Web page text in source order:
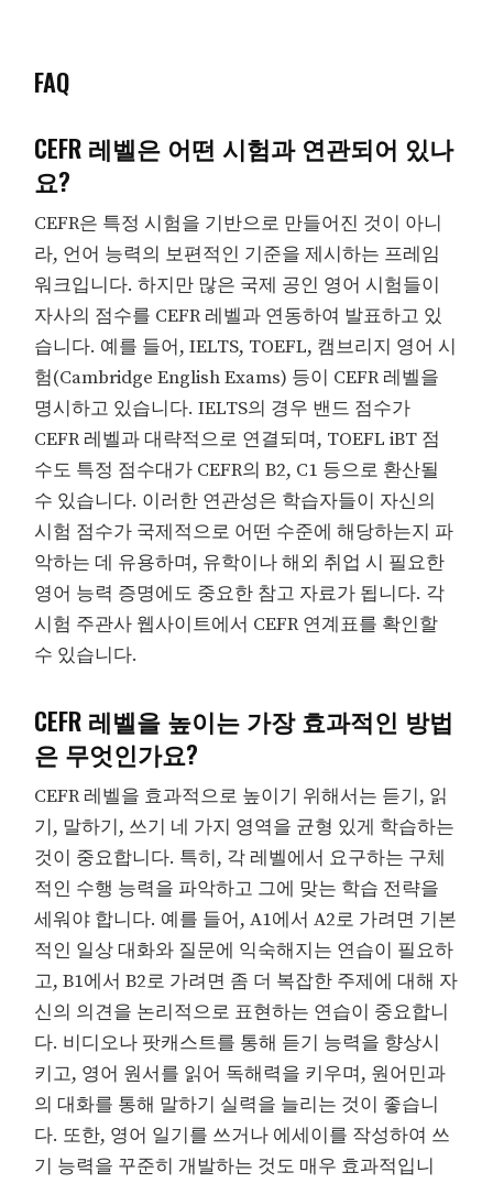
FAQ
CEFR 레벨은 어떤 시험과 연관되어 있나
요?
CEFR은 특정 시험을 기반으로 만들어진 것이 아니
라, 언어 능력의 보편적인 기준을 제시하는 프레임
워크입니다. 하지만 많은 국제 공인 영어 시험들이
자사의 점수를 CEFR 레벨과 연동하여 발표하고 있
습니다. 예를 들어, IELTS, TOEFL, 캠브리지 영어 시
험(Cambridge English Exams) 등이 CEFR 레벨을
명시하고 있습니다. IELTS의 경우 밴드 점수가
CEFR 레벨과 대략적으로 연결되며, TOEFL iBT 점
수도 특정 점수대가 CEFR의 B2, C1 등으로 환산될
수 있습니다. 이러한 연관성은 학습자들이 자신의
시험 점수가 국제적으로 어떤 수준에 해당하는지 파
악하는 데 유용하며, 유학이나 해외 취업 시 필요한
영어 능력 증명에도 중요한 참고 자료가 됩니다. 각
시험 주관사 웹사이트에서 CEFR 연계표를 확인할
수 있습니다.
CEFR 레벨을 높이는 가장 효과적인 방법
은 무엇인가요?
CEFR 레벨을 효과적으로 높이기 위해서는 듣기, 읽
기, 말하기, 쓰기 네 가지 영역을 균형 있게 학습하는
것이 중요합니다. 특히, 각 레벨에서 요구하는 구체
적인 수행 능력을 파악하고 그에 맞는 학습 전략을
세워야 합니다. 예를 들어, A1에서 A2로 가려면 기본
적인 일상 대화와 질문에 익숙해지는 연습이 필요하
고, B1에서 B2로 가려면 좀 더 복잡한 주제에 대해 자
신의 의견을 논리적으로 표현하는 연습이 중요합니
다. 비디오나 팟캐스트를 통해 듣기 능력을 향상시
키고, 영어 원서를 읽어 독해력을 키우며, 원어민과
의 대화를 통해 말하기 실력을 늘리는 것이 좋습니
다. 또한, 영어 일기를 쓰거나 에세이를 작성하여 쓰
기 능력을 꾸준히 개발하는 것도 매우 효과적입니